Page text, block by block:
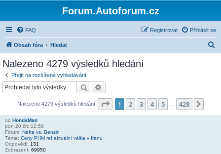
Forum.Autoforum.cz
FAQ Přihlásit se
Registrovat
Obsah fóra Hledat
Nalezeno 4279 výsledků hledání
Přejít na rozšířené vyhledávání
Hledat
Nalezeno 4279 výsledků hledání Stránka z 428
1 2 3 4 5 428
od HondaMan
pon 20 črc 12:58
Fórum: Nafta vs. Benzin
Téma: Ceny PHM ref aktuální válka v Iránu
Odpovědi: 131
Zobrazení: 69950